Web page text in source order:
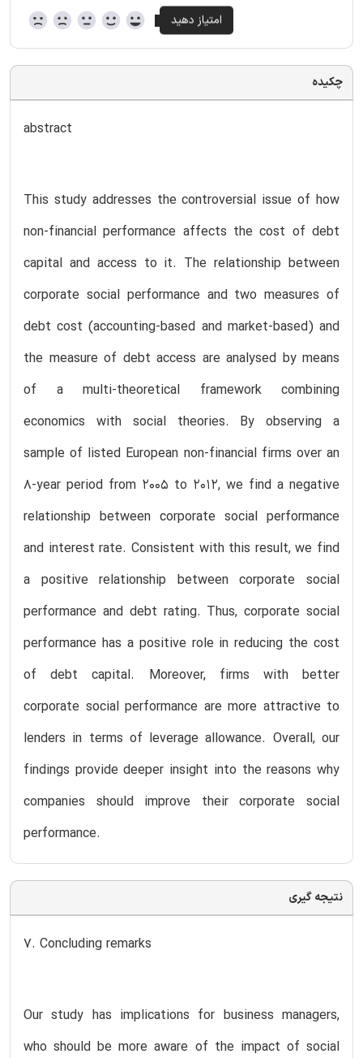
چکیده
abstract
This study addresses the controversial issue of how
non-financial performance affects the cost of debt
capital and access to it. The relationship between
corporate social performance and two measures of
debt cost (accounting-based and market-based) and
the measure of debt access are analysed by means
of a multi-theoretical framework combining
economics with social theories. By observing a
sample of listed European non-financial firms over an
8-year period from 2005 to 2012, we find a negative
relationship between corporate social performance
and interest rate. Consistent with this result, we find
a positive relationship between corporate social
performance and debt rating. Thus, corporate social
performance has a positive role in reducing the cost
of debt capital. Moreover, firms with better
corporate social performance are more attractive to
lenders in terms of leverage allowance. Overall, our
findings provide deeper insight into the reasons why
companies should improve their corporate social
performance.
نتیجه گیری
7. Concluding remarks
Our study has implications for business managers,
who should be more aware of the impact of social